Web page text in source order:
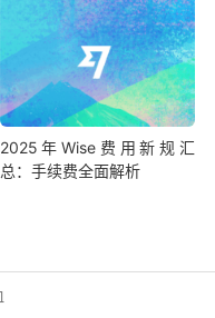
2025年Wise费用新规汇
总：手续费全面解析